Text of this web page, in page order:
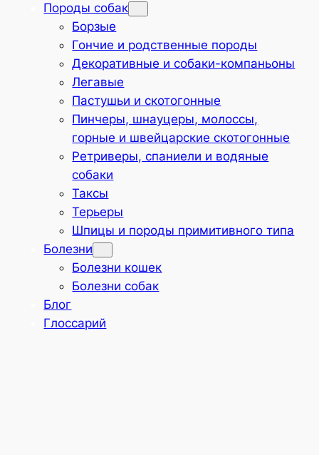
Породы собак
Борзые
Гончие и родственные породы
Декоративные и собаки-компаньоны
Легавые
Пастушьи и скотогонные
Пинчеры, шнауцеры, молоссы,
горные и швейцарские скотогонные
Ретриверы, спаниели и водяные
собаки
Таксы
Терьеры
Шпицы и породы примитивного типа
Болезни
Болезни кошек
Болезни собак
Блог
Глоссарий